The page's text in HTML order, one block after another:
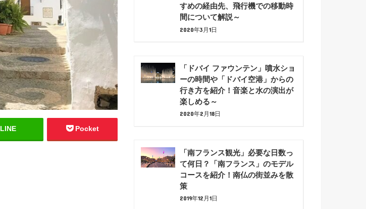
LINE Pocket
すめの経由先、飛行機での移動時
間について解説～
2020年3月1日
「ドバイ ファウンテン」噴水ショ
ーの時間や「ドバイ空港」からの
行き方を紹介！音楽と水の演出が
楽しめる～
2020年2月18日
「南フランス観光」必要な日数っ
て何日？「南フランス」のモデル
コースを紹介！南仏の街並みを散
策
2019年12月1日